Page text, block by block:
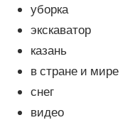
уборка
экскаватор
казань
в стране и мире
снег
видео